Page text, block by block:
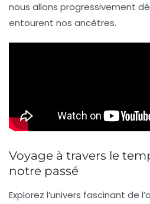
nous allons progressivement
entourent nos ancêtres.
Voyage à travers le
notre passé
Explorez l’univers fascinant de l’